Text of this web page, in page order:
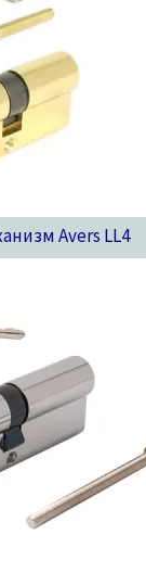
Avers LL4